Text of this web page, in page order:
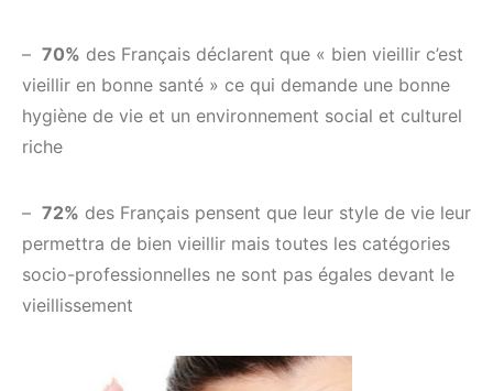
– 70% des Français déclarent que « bien vieillir c’est
vieillir en bonne santé » ce qui demande une bonne
hygiène de vie et un environnement social et culturel
riche
– 72% des Français pensent que leur style de vie leur
permettra de bien vieillir mais toutes les catégories
socio-professionnelles ne sont pas égales devant le
vieillissement